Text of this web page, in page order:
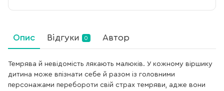
Опис Відгуки 0 Автор
Темрява й невідомість лякають малюків. У кожному віршику
дитина може впізнати себе й разом із головними
персонажами перебороти свій страх темряви, адже вони